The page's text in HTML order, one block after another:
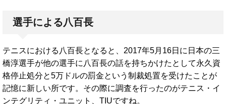
選手による八百長
テニスにおける八百長となると、2017年5月16日に日本の三
橋淳選手が他の選手に八百長の話を持ちかけたとして永久資
格停止処分と5万ドルの罰金という制裁処置を受けたことが
記憶に新しい所です。その際に調査を行ったのがテニス・イ
ンテグリティ・ユニット、TIUですね。